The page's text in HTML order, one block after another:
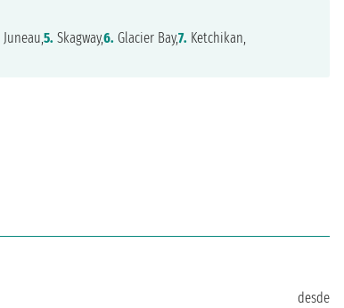
Juneau,5. Skagway,6. Glacier Bay,7. Ketchikan,
desde